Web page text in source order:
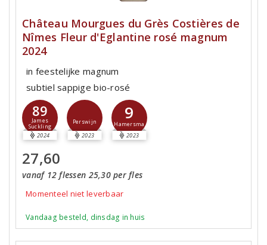
Château Mourgues du Grès Costières de
Nîmes Fleur d'Eglantine rosé magnum
2024
in feestelijke magnum
subtiel sappige bio-rosé
89
James
Suckling
2024
Perswijn
2023
9
Hamersma
2023
27,60
vanaf 12 flessen 25,30 per fles
Momenteel niet leverbaar
Vandaag besteld, dinsdag in huis